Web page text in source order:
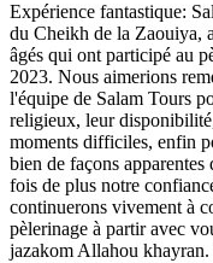
Expérience fantastique:
du Cheikh de la Zaouiya,
âgés qui ont participé au
2023. Nous aimerions
l'équipe de Salam Tours
religieux, leur
moments difficiles, enfin
bien de façons
fois de plus notre
continuerons vivement à
pèlerinage à partir avec
jazakom Allahou khayran.